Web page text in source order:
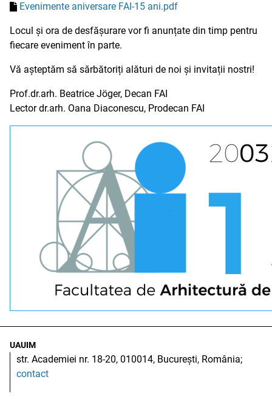
Evenimente aniversare FAI-15 ani.pdf
Locul și ora de desfășurare vor fi anunțate din timp pentru
fiecare eveniment în parte.
Vă așteptăm să sărbătoriți alături de noi și invitații nostri!
Prof.dr.arh. Beatrice Jöger, Decan FAI
Lector dr.arh. Oana Diaconescu, Prodecan FAI
UAUIM
str. Academiei nr. 18-20, 010014, București, România;
contact